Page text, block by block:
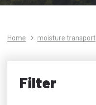
Home moisture transport
Filter